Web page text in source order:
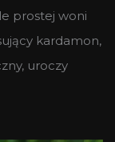
prostej woni
kardamon,
uroczy